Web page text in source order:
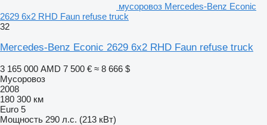
мусоровоз Mercedes-Benz Econic
2629 6x2 RHD Faun refuse truck
32
Mercedes-Benz Econic 2629 6x2 RHD Faun refuse truck
3 165 000 AMD 7 500 € ≈ 8 666 $
Мусоровоз
2008
180 300 км
Euro 5
Мощность 290 л.с. (213 кВт)